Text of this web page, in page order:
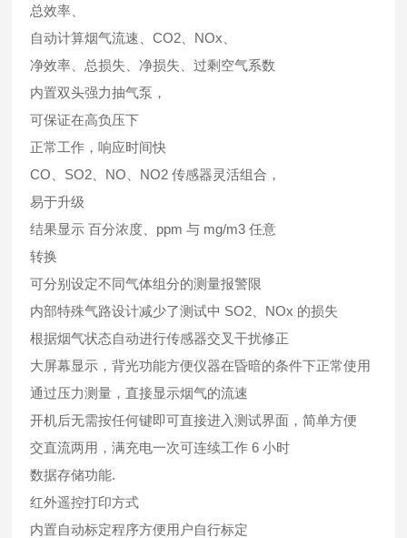
总效率、
自动计算烟气流速、CO2、NOx、
净效率、总损失、净损失、过剩空气系数
内置双头强力抽气泵，
可保证在高负压下
正常工作，响应时间快
CO、SO2、NO、NO2 传感器灵活组合，
易于升级
结果显示 百分浓度、ppm 与 mg/m3 任意
转换
可分别设定不同气体组分的测量报警限
内部特殊气路设计减少了测试中 SO2、NOx 的损失
根据烟气状态自动进行传感器交叉干扰修正
大屏幕显示，背光功能方便仪器在昏暗的条件下正常使用
通过压力测量，直接显示烟气的流速
开机后无需按任何键即可直接进入测试界面，简单方便
交直流两用，满充电一次可连续工作 6 小时
数据存储功能.
红外遥控打印方式
内置自动标定程序方便用户自行标定